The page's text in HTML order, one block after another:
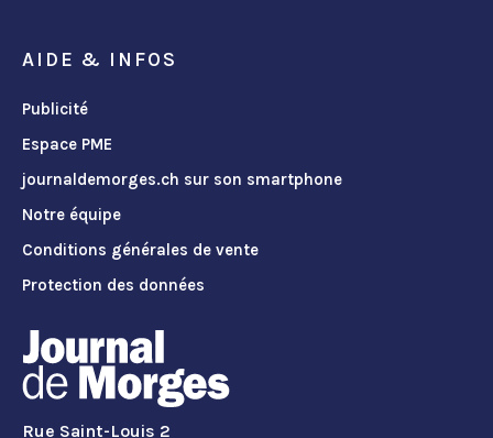
AIDE & INFOS
Publicité
Espace PME
journaldemorges.ch sur son smartphone
Notre équipe
Conditions générales de vente
Protection des données
Rue Saint-Louis 2